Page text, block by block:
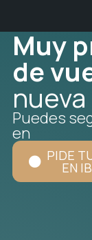
Muy
de
Puedes
en
PIDE
EN